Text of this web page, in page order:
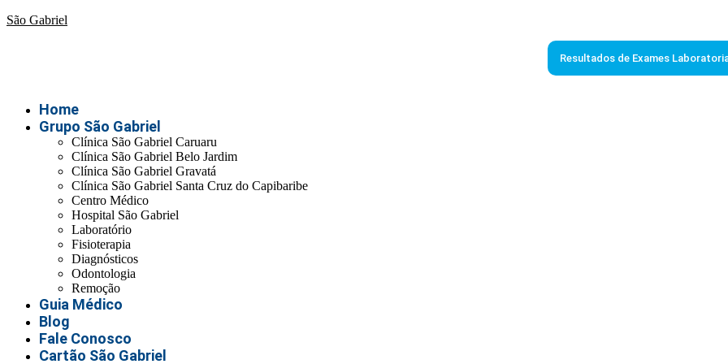
São Gabriel
Resultados de Exames
Home
Grupo São Gabriel
Clínica São Gabriel Caruaru
Clínica São Gabriel Belo Jardim
Clínica São Gabriel Gravatá
Clínica São Gabriel Santa Cruz do Capibaribe
Centro Médico
Hospital São Gabriel
Laboratório
Fisioterapia
Diagnósticos
Odontologia
Remoção
Guia Médico
Blog
Fale Conosco
Cartão São Gabriel